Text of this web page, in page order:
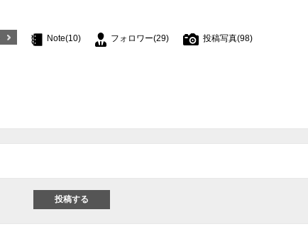
Note(10) フォロワー(29) 投稿写真(98)